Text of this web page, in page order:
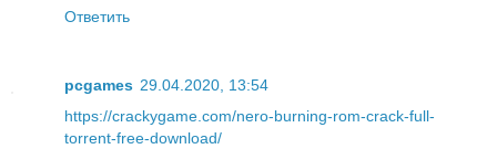
Ответить
pcgames 29.04.2020, 13:54
https://crackygame.com/nero-burning-rom-crack-full-
torrent-free-download/